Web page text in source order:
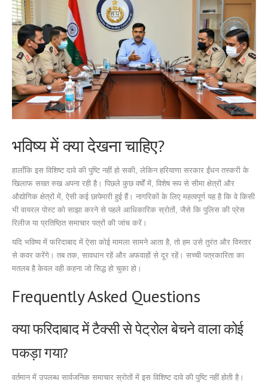
भविष्य में क्या देखना चाहिए?
हालाँकि इस विशिष्ट दावे की पुष्टि नहीं हो सकी, लेकिन हरियाणा सरकार ईंधन तस्करी के
खिलाफ सख्त रुख अपना रही है। पिछले कुछ वर्षों में, विशेष रूप से सीमा क्षेत्रों और
औद्योगिक क्षेत्रों में, ऐसी कई छापेमारी हुई हैं। नागरिकों के लिए महत्वपूर्ण यह है कि वे किसी
भी वायरल पोस्ट को साझा करने से पहले आधिकारिक स्रोतों, जैसे कि पुलिस की प्रेस
रिलीज या प्रतिष्ठित समाचार पत्रों की जांच करें।
यदि भविष्य में फरिदाबाद में ऐसा कोई मामला सामने आता है, तो हम उसे तुरंत और विस्तार
से कवर करेंगे। तब तक, सावधान रहें और अफवाहों से दूर रहें। सच्ची पत्रकारिता का
मतलब है केवल वही कहना जो सिद्ध हो चुका हो।
Frequently Asked Questions
क्या फरिदाबाद में टैक्सी से पेट्रोल बेचने वाला कोई
पकड़ा गया?
वर्तमान में उपलब्ध सार्वजनिक समाचार स्रोतों में इस विशिष्ट दावे की पुष्टि नहीं होती है।